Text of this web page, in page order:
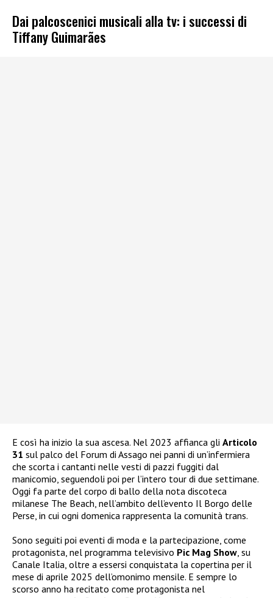
Dai palcoscenici musicali alla tv: i successi di
Tiffany Guimarães
E così ha inizio la sua ascesa. Nel 2023 affianca gli Articolo
31 sul palco del Forum di Assago nei panni di un’infermiera
che scorta i cantanti nelle vesti di pazzi fuggiti dal
manicomio, seguendoli poi per l’intero tour di due settimane.
Oggi fa parte del corpo di ballo della nota discoteca
milanese The Beach, nell’ambito dell’evento Il Borgo delle
Perse, in cui ogni domenica rappresenta la comunità trans.
Sono seguiti poi eventi di moda e la partecipazione, come
protagonista, nel programma televisivo Pic Mag Show, su
Canale Italia, oltre a essersi conquistata la copertina per il
mese di aprile 2025 dell’omonimo mensile. E sempre lo
scorso anno ha recitato come protagonista nel